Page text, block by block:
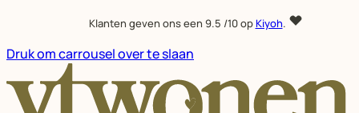
Klanten geven ons een 9.5 /10 opKiyoh.
Druk om carrousel over te slaan